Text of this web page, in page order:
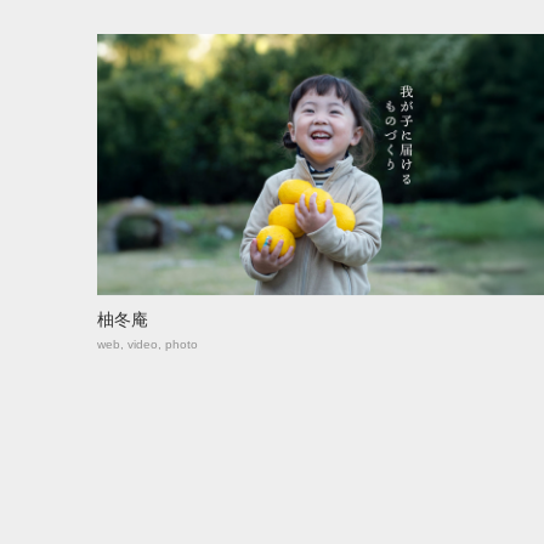
柚冬庵
web, video, photo